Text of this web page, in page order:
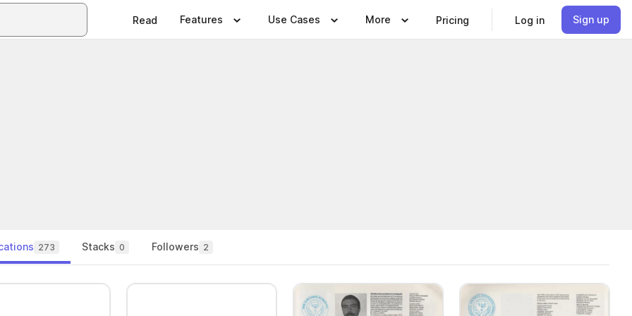
Read Features Use Cases More Pricing Log in Sign up
273 Stacks 0 Followers 2